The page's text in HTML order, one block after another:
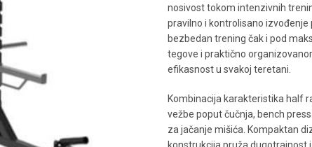
nosivost tokom intenzivnih
pravilno i kontrolisano
bezbedan trening čak i pod
tegove i praktično
efikasnost u svakoj teretani.
Kombinacija karakteristika half
vežbe poput čučnja, bench
za jačanje mišića. Kompaktan